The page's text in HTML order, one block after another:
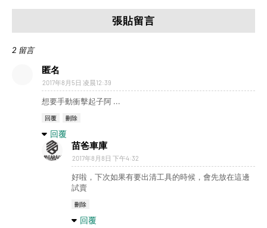
張貼留言
2 留言
匿名
2017年8月5日 凌晨12:39
想要手動衝擊起子阿 ...
回覆 刪除
回覆
苗爸車庫
2017年8月8日 下午4:32
好啦，下次如果有要出清工具的時候，會先放在這邊
試賣
刪除
回覆